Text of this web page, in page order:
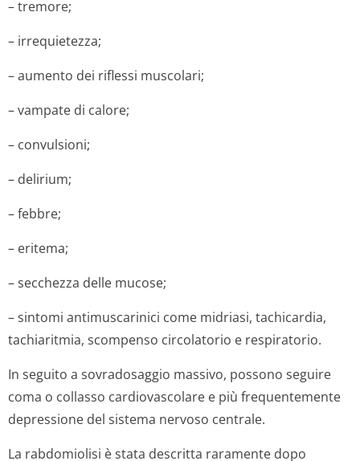
– tremore;
– irrequietezza;
– aumento dei riflessi muscolari;
– vampate di calore;
– convulsioni;
– delirium;
– febbre;
– eritema;
– secchezza delle mucose;
– sintomi antimuscarinici come midriasi, tachicardia,
tachiaritmia, scompenso circolatorio e respiratorio.
In seguito a sovradosaggio massivo, possono seguire
coma o collasso cardiovascolare e più frequentemente
depressione del sistema nervoso centrale.
La rabdomiolisi è stata descritta raramente dopo